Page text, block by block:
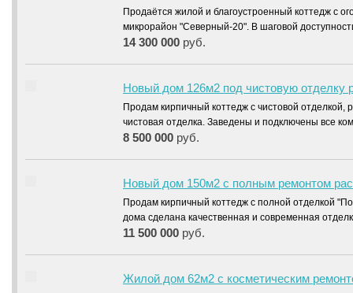
Продаётся жилой и благоустроенный коттедж с
микрорайон "Северный-20". В шаговой
14 300 000 руб.
Новый дом 126м2 под чистовую отделку
Продам кирпичный коттедж с чистовой
чистовая отделка. Заведены и подключены все
8 500 000 руб.
Новый дом 150м2 с полным ремонтом
Продам кирпичный коттедж с полной отделкой
дома сделана качественная и современная
11 500 000 руб.
Жилой дом 62м2 с косметическим